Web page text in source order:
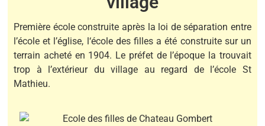
Première école construite après la loi deséparation entre
l’école et l’église, l‘école des filles a été construite sur un
terrain acheté en 1904. Le préfet de l’époque la trouvait
trop à l’extérieur du village au regard de l’école St
Mathieu.